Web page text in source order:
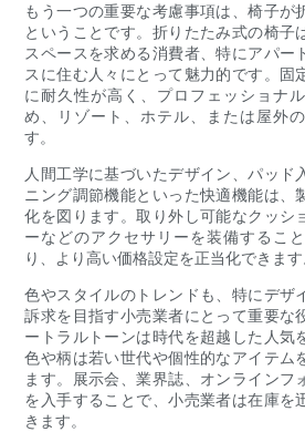
もう一つの重要な考慮事項は、椅子が
ということです。折りたたみ式の椅子
スペースを求める消費者、特にアパー
スに住む人々にとって魅力的です。固
に耐久性が高く、プロフェッショナ
め、リゾート、ホテル、または屋外
す。
人間工学に基づいたデザイン、パッド
ニング調節機能といった快適機能は、
化を図ります。取り外し可能なクッシ
ーなどのアクセサリーを装備するこ
り、より高い価格設定を正当化できます
色やスタイルのトレンドも、特にデザ
訴求を目指す小売業者にとって重要な
ートラルトーンは時代を超越した人気
色や柄は若い世代や個性的なアイテム
ます。展示会、業界誌、オンラインフ
を入手することで、小売業者は在庫を
きます。